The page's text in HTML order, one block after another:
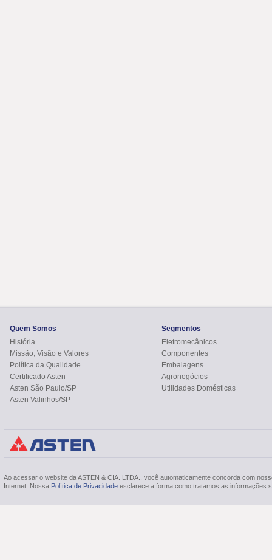
Quem Somos
História
Missão, Visão e Valores
Política da Qualidade
Certificado Asten
Asten São Paulo/SP
Asten Valinhos/SP
Segmentos
Eletromecânicos
Componentes
Embalagens
Agronegócios
Utilidades Domésticas
Ao acessar o website da ASTEN & CIA. LTDA., você automaticamente concorda com
Internet. Nossa Política de Privacidade esclarece a forma como tratamos as informações